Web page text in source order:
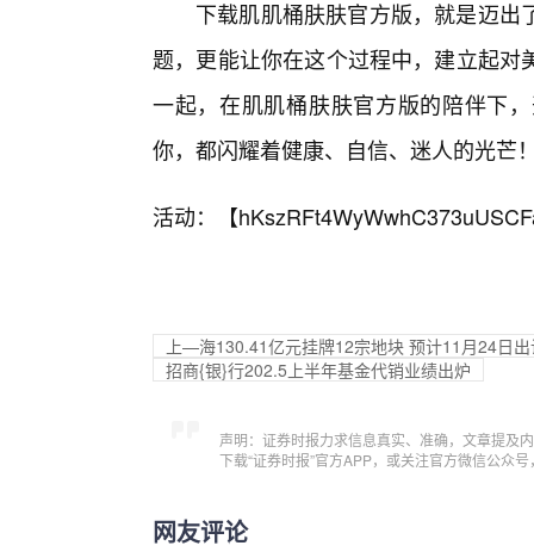
下载肌肌桶肤肤官方版，就是迈
题，更能让你在这个过程中，建立起
一起，在肌肌桶肤肤官方版的陪伴下
你，都闪耀着健康、自信、迷人的光芒
活动：【
上—海130.41亿元挂牌12宗地块 预计11月24日
招商{银}行202.5上半年基金代销业绩出炉
声明：证券时报力求信息真实、准确，文章提及
下载“证券时报”官方APP，或关注官方微信公众
网友评论